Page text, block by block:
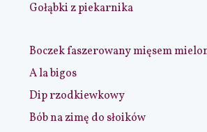
Gołąbki z piekarnika
Boczek faszerowany mięsem
A la bigos
Dip rzodkiewkowy
Bób na zimę do słoików